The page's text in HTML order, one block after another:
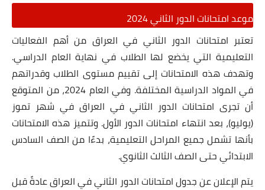
موعد امتحانات الدور الثاني 2024
تعتبر امتحانات الدور الثاني في العراق من أهم الفعاليات
التعليمية التي يخضع لها الطلاب في نهاية العام الدراسي.
وتهدف هذه الامتحانات إلى تقييم مستوى الطلاب وقدراتهم
في المواد الدراسية المختلفة. وفي العام 2024، من المتوقع
أن تجرى امتحانات الدور الثاني في العراق في شهر تموز
(يوليو)، بعد انتهاء امتحانات الدور الأول. وتتميز هذه الامتحانات
بأنها تشمل جميع المراحل التعليمية، بدءًا من الصف السادس
الابتدائي حتى الصف الثالث الثانوي.
يتم الإعلان عن جدول امتحانات الدور الثاني في العراق عادةً قبل